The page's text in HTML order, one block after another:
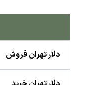
دلار تهران فروش